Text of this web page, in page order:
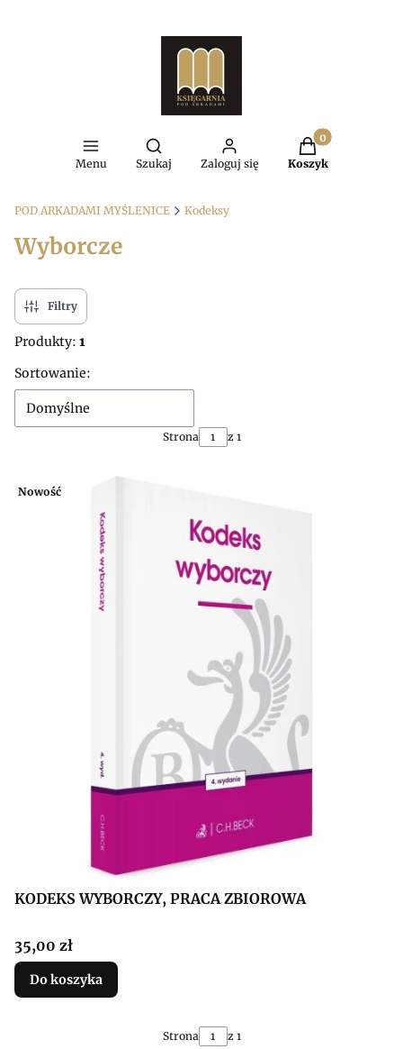
Menu
Otwórz wyszukiwarkę
Szukaj Zaloguj się
Produkty w
Koszyk
POD ARKADAMI MYŚLENICE Kodeksy
Wyborcze
Filtry
Produkty: 1
Lista produktów
Sortowanie:
Domyślne
Strona z 1
Nowość
KODEKS WYBORCZY, PRACA ZBIOROWA
Cena
35,00 zł
Do koszyka
Strona z 1